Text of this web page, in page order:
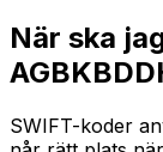
När ska
SWIFT-koder